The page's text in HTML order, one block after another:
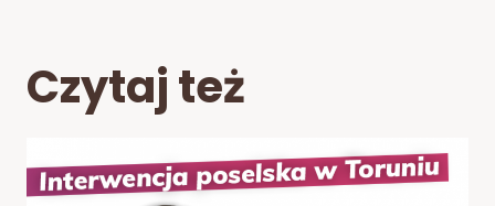
Czytaj też